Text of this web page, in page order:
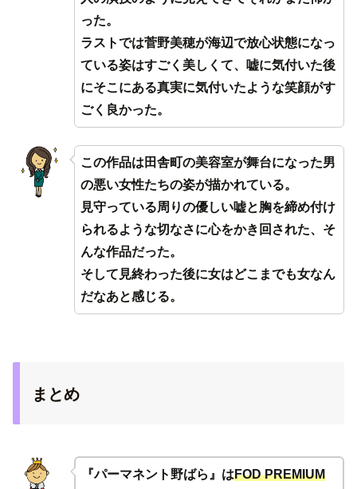
った。
ラストでは菅野美穂が海辺で放心状態になっ
ている姿はすごく美しくて、嘘に気付いた後
にそこにある真実に気付いたような笑顔がす
ごく良かった。
この作品は田舎町の美容室が舞台になった男
の悪い女性たちの姿が描かれている。
見守っている周りの優しい嘘と胸を締め付け
られるような切なさに心をかき回された、そ
んな作品だった。
そして見終わった後に女はどこまでも女なん
だなあと感じる。
まとめ
『パーマネント野ばら』はFOD PREMIUM